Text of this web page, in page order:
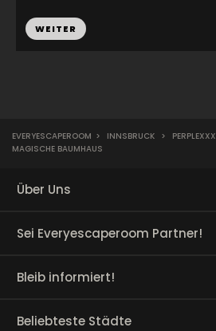
WEITER
EVERYESCAPEROOM > INNSBRUCK > PERPLEXXX
MAGISCHE BAUMHAUS
Über Uns
Sei Everyescaperoom Partner!
Bleib informiert!
Beliebteste Städte